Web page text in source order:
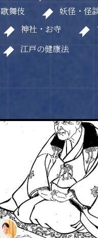
歌舞伎
妖怪・怪
神社・お寺
江戸の健康法